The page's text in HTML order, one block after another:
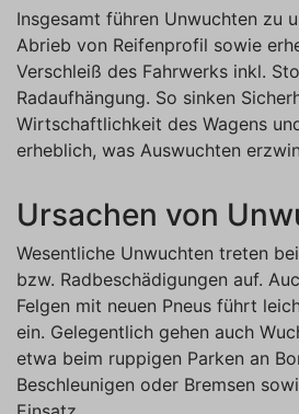
Insgesamt führen Unwuchten zu
Abrieb von Reifenprofil sowie
Verschleiß des Fahrwerks inkl.
Radaufhängung. So sinken
Wirtschaftlichkeit des Wagens
erheblich, was Auswuchten
Ursachen von
Wesentliche Unwuchten treten
bzw. Radbeschädigungen auf.
Felgen mit neuen Pneus führt
ein. Gelegentlich gehen auch
etwa beim ruppigen Parken an
Beschleunigen oder Bremsen